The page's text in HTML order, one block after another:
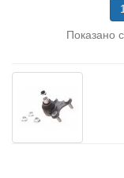
1
Показано